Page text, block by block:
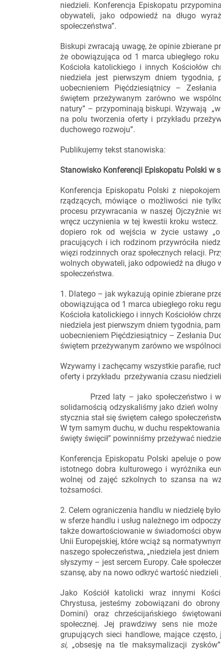
niedzieli. Konferencja Episkopatu
obywateli, jako odpowiedź na długo
społeczeństwa”.
Biskupi zwracają uwagę, że opinie zbierane
że obowiązująca od 1 marca ubiegłego
Kościoła katolickiego i innych Kościołów
niedziela jest pierwszym dniem tygodnia,
uobecnieniem Pięćdziesiątnicy –
świętem przeżywanym zarówno we
natury” – przypominają biskupi. Wzywają
na polu tworzenia oferty i przykładu
duchowego rozwoju”.
Publikujemy tekst stanowiska:
Stanowisko Konferencji Episkopatu Polski w
Konferencja Episkopatu Polski z
rządzących, mówiące o możliwości nie
procesu przywracania w naszej Ojczyźnie
wręcz uczynienia w tej kwestii kroku
dopiero rok od wejścia w życie ustawy
pracujących i ich rodzinom przywróciła
więzi rodzinnych oraz społecznych relacji.
wolnych obywateli, jako odpowiedź na
społeczeństwa.
1. Dlatego – jak wykazują opinie zbierane
obowiązująca od 1 marca ubiegłego roku
Kościoła katolickiego i innych Kościołów
niedziela jest pierwszym dniem tygodnia,
uobecnieniem Pięćdziesiątnicy – Zesłania
świętem przeżywanym zarówno we
Wzywamy i zachęcamy wszystkie parafie,
oferty i przykładu przeżywania czasu
Przed laty – jako społeczeństwo i
solidarnością odzyskaliśmy jako dzień
stycznia stał się świętem całego
W tym samym duchu, w duchu
święty święcił” powinniśmy przeżywać
Konferencja Episkopatu Polski apeluje o
istotnego dobra kulturowego i wyróżnika
wolnej od zajęć szkolnych to szansa na
tożsamości.
2. Celem ograniczenia handlu w niedzielę
w sferze handlu i usług należnego im
także dowartościowanie w świadomości
Unii Europejskiej, które wciąż są
naszego społeczeństwa, „niedziela jest
słyszymy – jest sercem Europy. Całe
szansę, aby na nowo odkryć wartość
Jako Kościół katolicki wraz innymi
Chrystusa, jesteśmy zobowiązani do
Domini) oraz chrześcijańskiego
społecznej. Jej prawdziwy sens nie
grupujących sieci handlowe, mające
si, „obsesję na tle maksymalizacji